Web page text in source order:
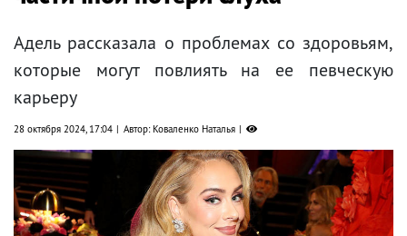
Адель рассказала о проблемах со здоровьям,
которые могут повлиять на ее певческую
карьеру
28 октября 2024, 17:04 Автор: Коваленко Наталья